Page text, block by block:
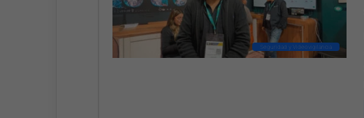
Seguridad y Videovigilancia